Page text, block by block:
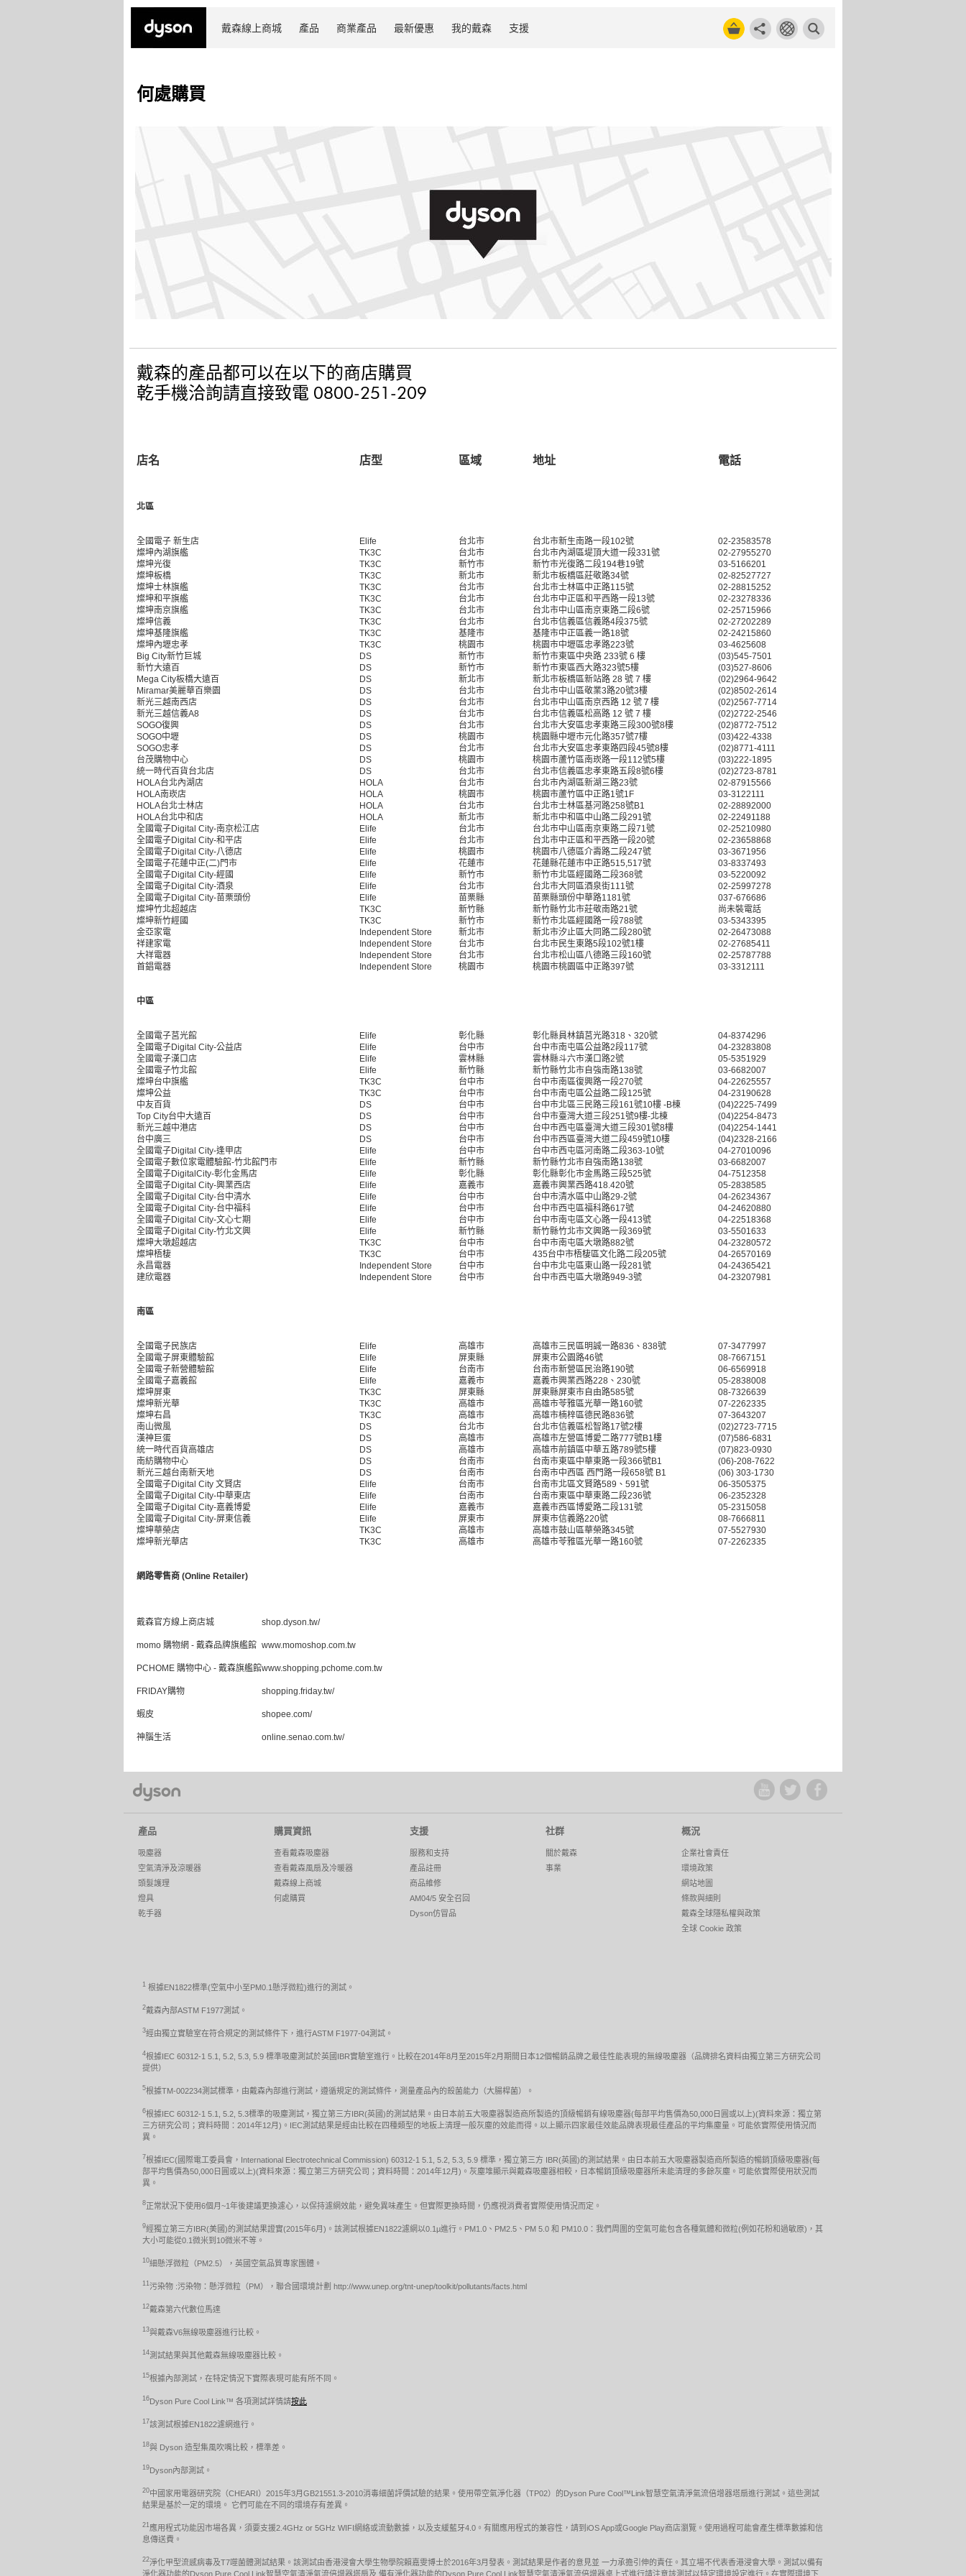
戴森線上商城 產品 商業產品 最新優惠 我的戴森 支援
何處購買
戴森的產品都可以在以下的商店購買
乾手機洽詢請直接致電 0800-251-209
店名 店型 區域 地址 電話
北區
全國電子 新生店 Elife 台北市 台北市新生南路一段102號
02-23583578
燦坤內湖旗艦
TK3C 台北市 台北市內湖區堤頂大道一段331號
02-27955270
燦坤光復
TK3C 新竹市 新竹市光復路二段194巷19號
03-5166201
燦坤板橋
TK3C 新北市 新北市板橋區莊敬路34號
02-82527727
燦坤士林旗艦
TK3C 台北市 台北市士林區中正路115號
02-28815252
燦坤和平旗艦
TK3C 台北市 台北市中正區和平西路一段13號
02-23278336
燦坤南京旗艦
TK3C 台北市 台北市中山區南京東路二段6號
02-25715966
燦坤信義
TK3C 台北市 台北市信義區信義路4段375號
02-27202289
燦坤基隆旗艦
TK3C 基隆市 基隆市中正區義一路18號
02-24215860
燦坤內壢忠孝
TK3C 桃園市 桃園市中壢區忠孝路223號
03-4625608
Big City新竹巨城
DS 新竹市 新竹市東區中央路 233號 6 樓
(03)545-7501
新竹大遠百
DS 新竹市 新竹市東區西大路323號5樓
(03)527-8606
Mega City板橋大遠百
DS 新北市 新北市板橋區新站路 28 號 7 樓
(02)2964-9642
Miramar美麗華百樂園
DS 台北市 台北市中山區敬業3路20號3樓
(02)8502-2614
新光三越南西店
DS 台北市 台北市中山區南京西路 12 號７樓
(02)2567-7714
新光三越信義A8
DS 台北市 台北市信義區松高路 12 號 7 樓
(02)2722-2546
SOGO復興
DS 台北市 台北市大安區忠孝東路三段300號8樓
(02)8772-7512
SOGO中壢
DS 桃園市 桃園縣中壢市元化路357號7樓
(03)422-4338
SOGO忠孝
DS 台北市 台北市大安區忠孝東路四段45號8樓
(02)8771-4111
台茂購物中心
DS 桃園市 桃園市蘆竹區南崁路一段112號5樓
(03)222-1895
統一時代百貨台北店
DS 台北市 台北市信義區忠孝東路五段8號6樓
(02)2723-8781
HOLA台北內湖店
HOLA 台北市 台北市內湖區新湖三路23號
02-87915566
HOLA南崁店
HOLA 桃園市 桃園市蘆竹區中正路1號1F
03-3122111
HOLA台北士林店
HOLA 台北市 台北市士林區基河路258號B1
02-28892000
HOLA台北中和店
HOLA 新北市 新北市中和區中山路二段291號
02-22491188
全國電子Digital City-南京松江店
Elife 台北市 台北市中山區南京東路二段71號
02-25210980
全國電子Digital City-和平店
Elife 台北市 台北市中正區和平西路一段20號
02-23658868
全國電子Digital City-八德店
Elife 桃園市 桃園市八德區介壽路二段247號
03-3671956
全國電子花蓮中正(二)門市
Elife 花蓮市 花蓮縣花蓮市中正路515,517號
03-8337493
全國電子Digital City-經國
Elife 新竹市 新竹市北區經國路二段368號
03-5220092
全國電子Digital City-酒泉
Elife 台北市 台北市大同區酒泉街111號
02-25997278
全國電子Digital City-苗栗頭份
Elife 苗栗縣 苗栗縣頭份中華路1181號
037-676686
燦坤竹北超越店
TK3C 新竹縣 新竹縣竹北市莊敬南路21號
尚未裝電話
燦坤新竹經國
TK3C 新竹市 新竹市北區經國路一段788號
03-5343395
金亞家電
Independent Store 新北市 新北市汐止區大同路二段280號
02-26473088
祥建家電
Independent Store 台北市 台北市民生東路5段102號1樓
02-27685411
大祥電器
Independent Store 台北市 台北市松山區八德路三段160號
02-25787788
首錩電器
Independent Store 桃園市 桃園市桃園區中正路397號 03-3312111
中區
全國電子莒光館 Elife 彰化縣 彰化縣員林鎮莒光路318、320號
04-8374296
全國電子Digital City-公益店
Elife 台中市 台中市南屯區公益路2段117號
04-23283808
全國電子漢口店
Elife 雲林縣 雲林縣斗六市漢口路2號
05-5351929
全國電子竹北館
Elife 新竹縣 新竹縣竹北市自強南路138號
03-6682007
燦坤台中旗艦
TK3C 台中市 台中市南區復興路一段270號
04-22625557
燦坤公益
TK3C 台中市 台中市南屯區公益路二段125號
04-23190628
中友百貨
DS 台中市 台中市北區三民路三段161號10樓 -B棟
(04)2225-7499
Top City台中大遠百
DS 台中市 台中市臺灣大道三段251號9樓-北棟
(04)2254-8473
新光三越中港店
DS 台中市 台中市西屯區臺灣大道三段301號8樓
(04)2254-1441
台中廣三
DS 台中市 台中市西區臺灣大道二段459號10樓
(04)2328-2166
全國電子Digital City-逢甲店
Elife 台中市 台中市西屯區河南路二段363-10號
04-27010096
全國電子數位家電體驗館-竹北館門市
Elife 新竹縣 新竹縣竹北市自強南路138號
03-6682007
全國電子DigitalCity-彰化金馬店
Elife 彰化縣 彰化縣彰化市金馬路三段525號
04-7512358
全國電子Digital City-興業西店
Elife 嘉義市 嘉義市興業西路418.420號
05-2838585
全國電子Digital City-台中清水
Elife 台中市 台中市清水區中山路29-2號
04-26234367
全國電子Digital City-台中福科
Elife 台中市 台中市西屯區福科路617號
04-24620880
全國電子Digital City-文心七期
Elife 台中市 台中市南屯區文心路一段413號
04-22518368
全國電子Digital City-竹北文興
Elife 新竹縣 新竹縣竹北市文興路一段369號
03-5501633
燦坤大墩超越店
TK3C 台中市 台中市南屯區大墩路882號
04-23280572
燦坤梧棲
TK3C 台中市 435台中市梧棲區文化路二段205號
04-26570169
永昌電器
Independent Store 台中市 台中市北屯區東山路一段281號
04-24365421
建欣電器
Independent Store 台中市 台中市西屯區大墩路949-3號 04-23207981
南區
全國電子民族店 Elife 高雄市 高雄市三民區明誠一路836、838號
07-3477997
全國電子屏東體驗館
Elife 屏東縣 屏東市公園路46號
08-7667151
全國電子新營體驗館
Elife 台南市 台南市新營區民治路190號
06-6569918
全國電子嘉義館
Elife 嘉義市 嘉義市興業西路228、230號
05-2838008
燦坤屏東
TK3C 屏東縣 屏東縣屏東市自由路585號
08-7326639
燦坤新光華
TK3C 高雄市 高雄市苓雅區光華一路160號
07-2262335
燦坤右昌
TK3C 高雄市 高雄市楠梓區德民路836號
07-3643207
南山微風
DS 台北市 台北市信義區松智路17號2樓
(02)2723-7715
漢神巨蛋
DS 高雄市 高雄市左營區博愛二路777號B1樓
(07)586-6831
統一時代百貨高雄店
DS 高雄市 高雄市前鎮區中華五路789號5樓
(07)823-0930
南紡購物中心
DS 台南市 台南市東區中華東路一段366號B1
(06)-208-7622
新光三越台南新天地
DS 台南市 台南市中西區 西門路一段658號 B1
(06) 303-1730
全國電子Digital City 文賢店
Elife 台南市 台南市北區文賢路589、591號
06-3505375
全國電子Digital City-中華東店
Elife 台南市 台南市東區中華東路二段236號
06-2352328
全國電子Digital City-嘉義博愛
Elife 嘉義市 嘉義市西區博愛路二段131號
05-2315058
全國電子Digital City-屏東信義
Elife 屏東市 屏東市信義路220號
08-7666811
燦坤華榮店
TK3C 高雄市 高雄市鼓山區華榮路345號
07-5527930
燦坤新光華店
TK3C 高雄市 高雄市苓雅區光華一路160號 07-2262335
網路零售商 (Online Retailer)
戴森官方線上商店城 shop.dyson.tw/
momo 購物網 - 戴森品牌旗艦館 www.momoshop.com.tw
PCHOME 購物中心 - 戴森旗艦館www.shopping.pchome.com.tw
FRIDAY購物 shopping.friday.tw/
蝦皮 shopee.com/
神腦生活 online.senao.com.tw/
產品
吸塵器
空氣清淨及涼暖器
頭髮護理
燈具
乾手器
購買資訊
查看戴森吸塵器
查看戴森風扇及冷暖器
戴森線上商城
何處購買
支援
服務和支持
產品註冊
商品維修
AM04/5 安全召回
Dyson仿冒品
社群
關於戴森
事業
概況
企業社會責任
環境政策
網站地圖
條款與細則
戴森全球隱私權與政策
全球 Cookie 政策
1 根據EN1822標準(空氣中小至PM0.1懸浮微粒)進行的測試。
2戴森內部ASTM F1977測試。
3經由獨立實驗室在符合規定的測試條件下，進行ASTM F1977-04測試。
4根據IEC 60312-1 5.1, 5.2, 5.3, 5.9 標準吸塵測試於英國IBR實驗室進行。比較在2014年8月至2015年2月期間日本12個暢銷品牌之最佳性能表現的無線吸塵器（品牌排名資料由獨立第三方研究公司
提供）
5根據TM-002234測試標準，由戴森內部進行測試，遵循規定的測試條件，測量產品內的殺菌能力（大腸桿菌）。
6根據IEC 60312-1 5.1, 5.2, 5.3標準的吸塵測試，獨立第三方IBR(英國)的測試結果。由日本前五大吸塵器製造商所製造的頂級暢銷有線吸塵器(每部平均售價為50,000日圓或以上)(資料來源：獨立第
三方研究公司；資料時間：2014年12月)。IEC測試結果是經由比較在四種類型的地板上清理一般灰塵的效能而得。以上顯示四家最佳效能品牌表現最佳產品的平均集塵量。可能依實際使用情況而
異。
7根據IEC(國際電工委員會，International Electrotechnical Commission) 60312-1 5.1, 5.2, 5.3, 5.9 標準，獨立第三方 IBR(英國)的測試結果。由日本前五大吸塵器製造商所製造的暢銷頂級吸塵器(每
部平均售價為50,000日圓或以上)(資料來源：獨立第三方研究公司；資料時間：2014年12月)。灰塵堆顯示與戴森吸塵器相較，日本暢銷頂級吸塵器所未能清理的多餘灰塵。可能依實際使用狀況而
異。
8正常狀況下使用6個月~1年後建議更換濾心，以保持濾網效能，避免異味產生。但實際更換時間，仍應視消費者實際使用情況而定。
9經獨立第三方IBR(美國)的測試結果證實(2015年6月)。該測試根據EN1822濾網以0.1µ進行。PM1.0、PM2.5、PM 5.0 和 PM10.0：我們周圍的空氣可能包含各種氣體和微粒(例如花粉和過敏原)，其
大小可能從0.1微米到10微米不等。
10細懸浮微粒（PM2.5），英國空氣品質專家團體。
11污染物 :污染物：懸浮微粒（PM），聯合國環境計劃 http://www.unep.org/tnt-unep/toolkit/pollutants/facts.html
12戴森第六代數位馬達
13與戴森V6無線吸塵器進行比較。
14測試結果與其他戴森無線吸塵器比較。
15根據內部測試，在特定情況下實際表現可能有所不同。
16Dyson Pure Cool Link™ 各項測試詳情請按此
17該測試根據EN1822濾網進行。
18與 Dyson 造型集風吹嘴比較，標準差。
19Dyson內部測試。
20中國家用電器研究院（CHEARI）2015年3月GB21551.3-2010消毒細菌評價試驗的結果。使用帶空氣淨化器（TP02）的Dyson Pure Cool™Link智慧空氣清淨氣流倍增器塔扇進行測試。這些測試
結果是基於一定的環境。 它們可能在不同的環境存有差異。
21應用程式功能因市場各異，須要支援2.4GHz or 5GHz WIFI網絡或流動數據，以及支緩藍牙4.0。有關應用程式的兼容性，請到iOS App或Google Play商店瀏覽。使用過程可能會產生標準數據和信
息傳送費。
22淨化甲型流感病毒及T7噬菌體測試結果。該測試由香港浸會大學生物學院賴嘉雯博士於2016年3月發表。測試結果是作者的意見並 一力承擔引伸的責任。其立場不代表香港浸會大學。測試以備有
淨化器功能的Dyson Pure Cool Link智慧空氣清淨氣流倍增器塔扇及 備有淨化器功能的Dyson Pure Cool Link智慧空氣清淨氣流倍增器桌上式進行請注意該測試以特定環境設定進行。在實際環境下